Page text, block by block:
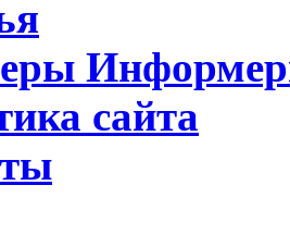
сайта